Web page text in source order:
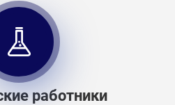
работники